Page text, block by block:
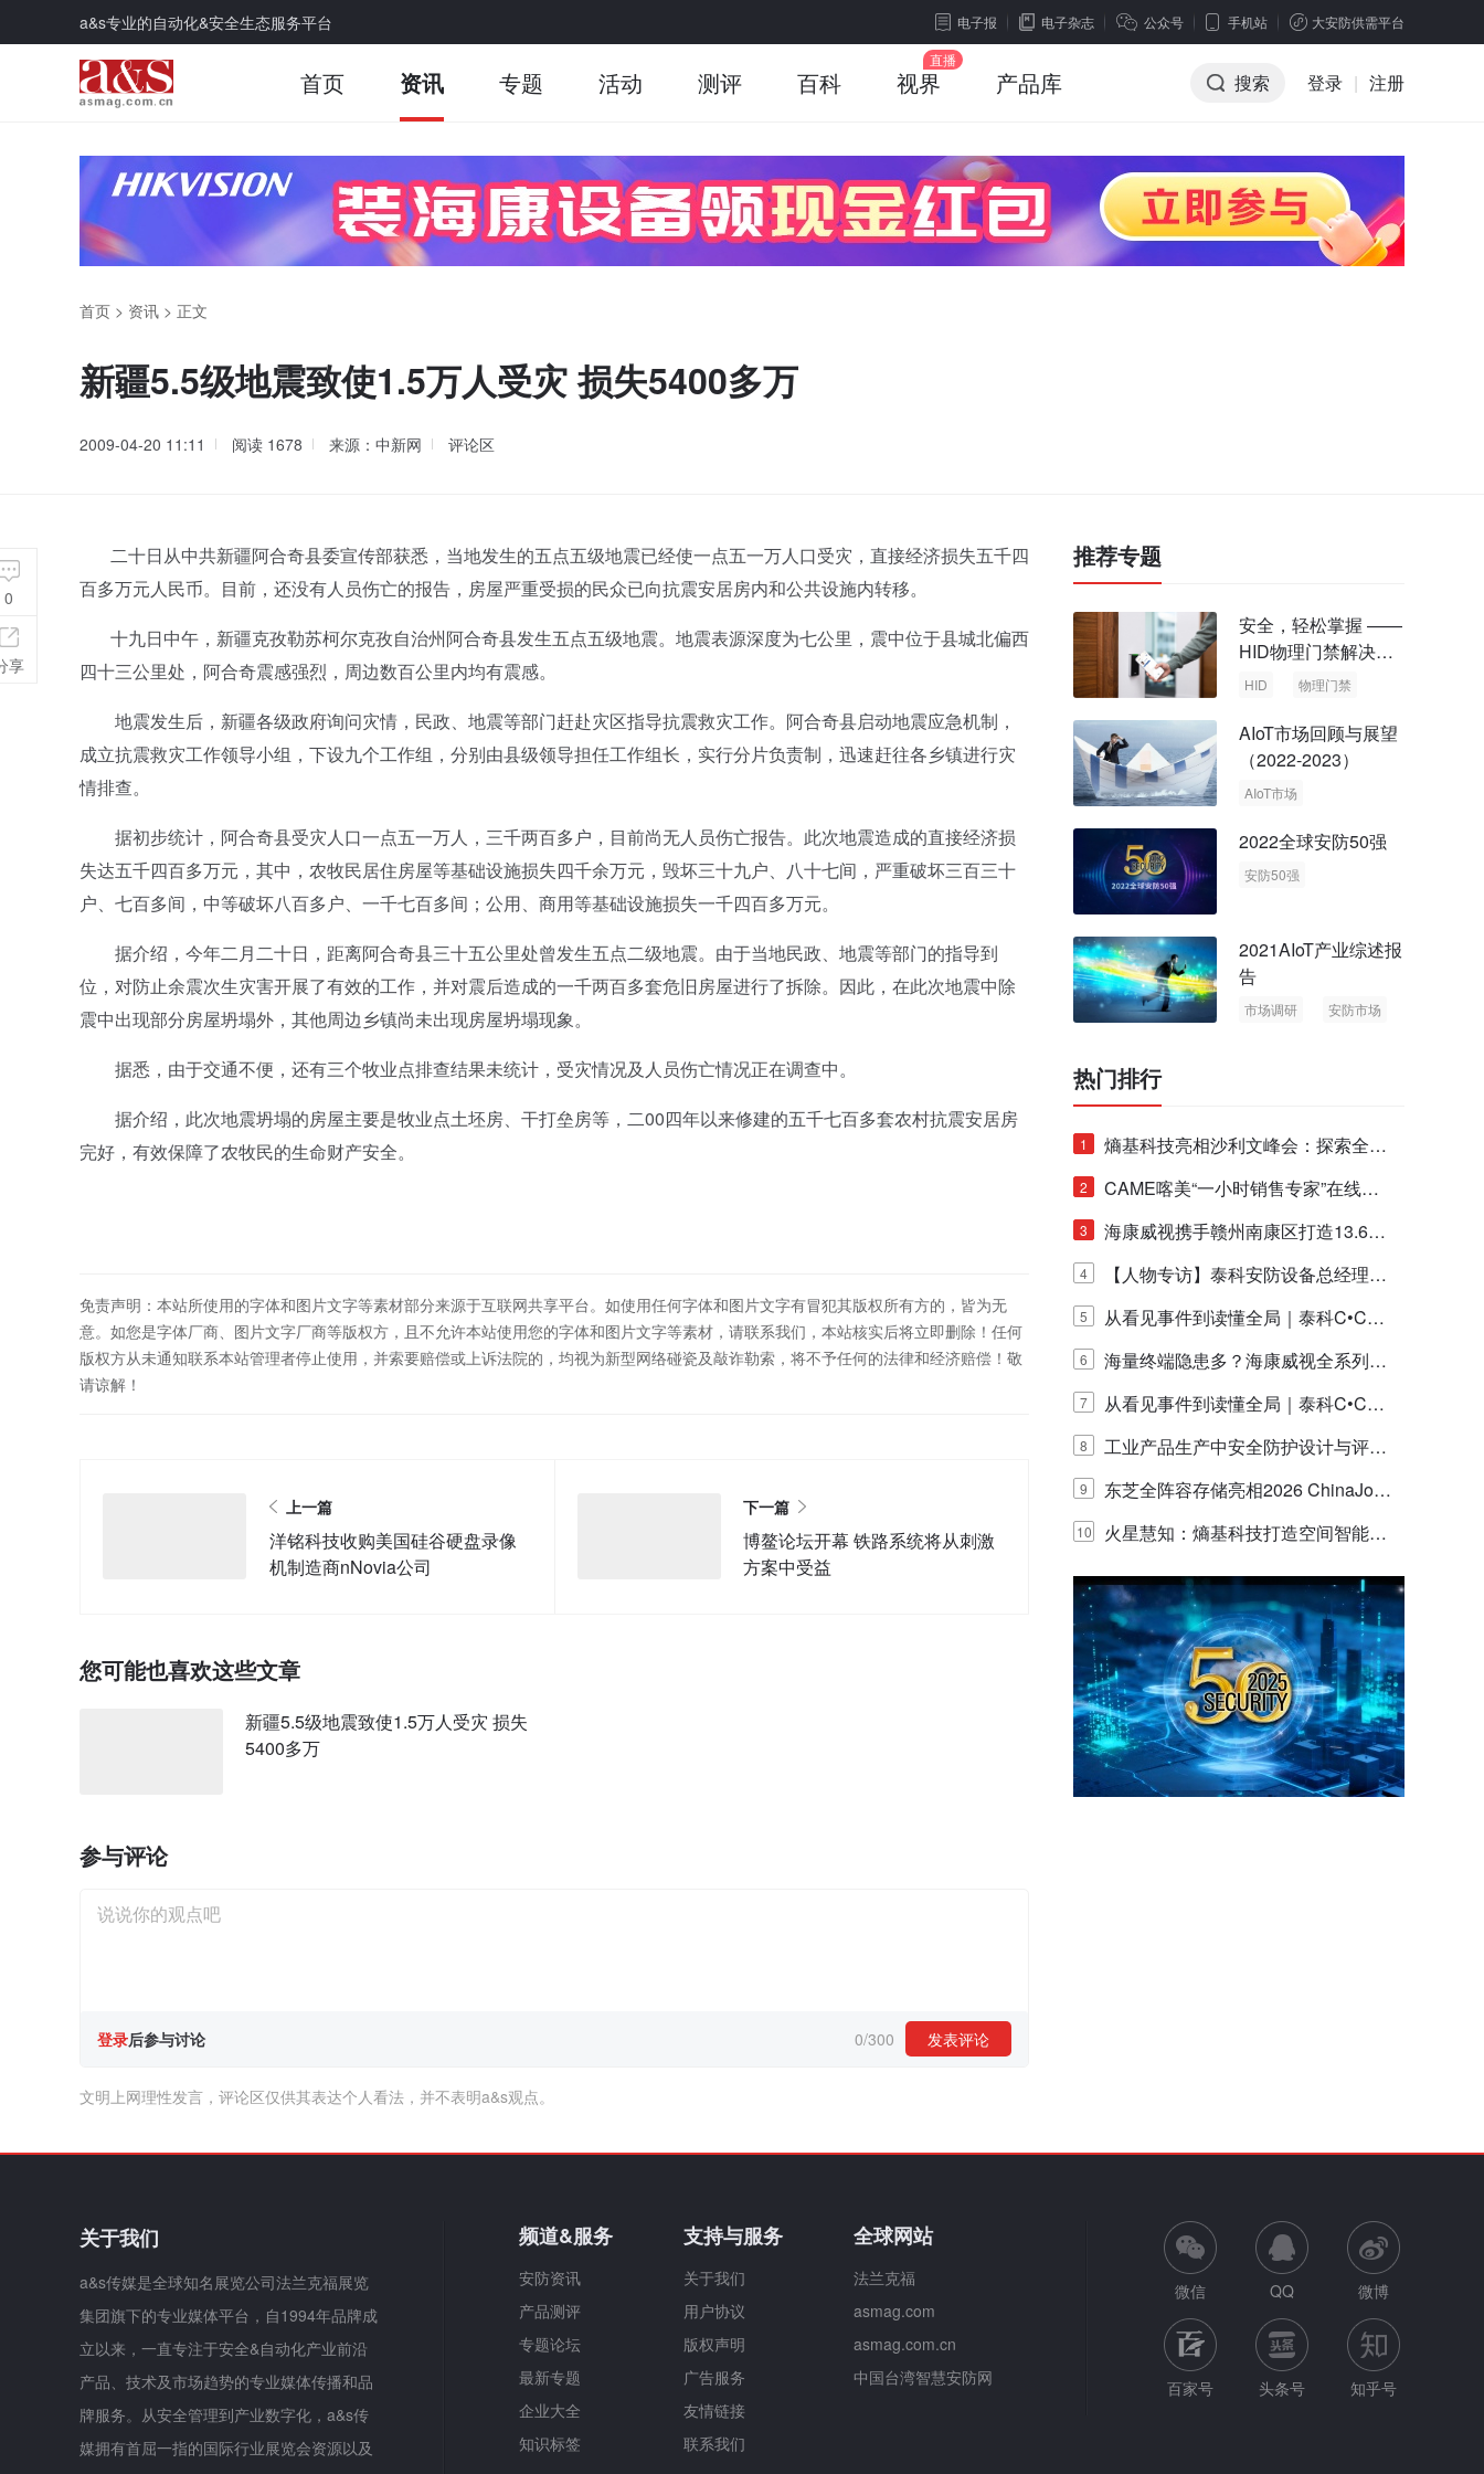
a&s专业的自动化&安全生态服务平台 电子报 电子杂志 公众号 手机站 大安防供需平台
首页 资讯 专题 活动 测评 百科 视界 产品库 搜索 登录 | 注册
首页 > 资讯 > 正文
新疆5.5级地震致使1.5万人受灾 损失5400多万
2009-04-20 11:11 阅读 1678 来源：中新网 评论区
二十日从中共新疆阿合奇县委宣传部获悉，当地发生的五点五级地震已经使一点五一万人口受灾，直接经济损失五千四
百多万元人民币。目前，还没有人员伤亡的报告，房屋严重受损的民众已向抗震安居房内和公共设施内转移。
十九日中午，新疆克孜勒苏柯尔克孜自治州阿合奇县发生五点五级地震。地震表源深度为七公里，震中位于县城北偏西
四十三公里处，阿合奇震感强烈，周边数百公里内均有震感。
地震发生后，新疆各级政府询问灾情，民政、地震等部门赶赴灾区指导抗震救灾工作。阿合奇县启动地震应急机制，
成立抗震救灾工作领导小组，下设九个工作组，分别由县级领导担任工作组长，实行分片负责制，迅速赶往各乡镇进行灾
情排查。
据初步统计，阿合奇县受灾人口一点五一万人，三千两百多户，目前尚无人员伤亡报告。此次地震造成的直接经济损
失达五千四百多万元，其中，农牧民居住房屋等基础设施损失四千余万元，毁坏三十九户、八十七间，严重破坏三百三十
户、七百多间，中等破坏八百多户、一千七百多间；公用、商用等基础设施损失一千四百多万元。
据介绍，今年二月二十日，距离阿合奇县三十五公里处曾发生五点二级地震。由于当地民政、地震等部门的指导到
位，对防止余震次生灾害开展了有效的工作，并对震后造成的一千两百多套危旧房屋进行了拆除。因此，在此次地震中除
震中出现部分房屋坍塌外，其他周边乡镇尚未出现房屋坍塌现象。
据悉，由于交通不便，还有三个牧业点排查结果未统计，受灾情况及人员伤亡情况正在调查中。
据介绍，此次地震坍塌的房屋主要是牧业点土坯房、干打垒房等，二00四年以来修建的五千七百多套农村抗震安居房
完好，有效保障了农牧民的生命财产安全。
免责声明：本站所使用的字体和图片文字等素材部分来源于互联网共享平台。如使用任何字体和图片文字有冒犯其版权所有方的，皆为无
意。如您是字体厂商、图片文字厂商等版权方，且不允许本站使用您的字体和图片文字等素材，请联系我们，本站核实后将立即删除！任何
版权方从未通知联系本站管理者停止使用，并索要赔偿或上诉法院的，均视为新型网络碰瓷及敲诈勒索，将不予任何的法律和经济赔偿！敬
请谅解！
上一篇
洋铭科技收购美国硅谷硬盘录像
机制造商nNovia公司
下一篇
博鳌论坛开幕 铁路系统将从刺激
方案中受益
您可能也喜欢这些文章
新疆5.5级地震致使1.5万人受灾 损失
5400多万
参与评论
登录后参与讨论 0/300 发表评论
文明上网理性发言，评论区仅供其表达个人看法，并不表明a&s观点。
0
享
推荐专题
安全，轻松掌握 ——
HID物理门禁解决方
案，启动智慧安全新
HID 物理门禁
AIoT市场回顾与展望
（2022-2023）
AIoT市场
2022全球安防50强
安防50强
2021AIoT产业综述报
告
市场调研
安防市场
热门排行
1
熵基科技亮相沙利文峰会：探索全栈
脑机技术商业化生态新路径
2
CAME喀美“一小时销售专家”在线赋
能培训正式启动！
3
海康威视携手赣州南康区打造13.6公
里绿波网
4
【人物专访】泰科安防设备总经理张
宁解码安防出海新范式
5
从看见事件到读懂全局｜泰科C•CUR
E IQ 3.20开启安防运营智能新时代
6
海量终端隐患多？海康威视全系列物
联安全产品，四层守护更放心！
7
从看见事件到读懂全局｜泰科C•CUR
E IQ 3.20开启安防运营智能新时代
8
工业产品生产中安全防护设计与评估
的实践与探讨
9
东芝全阵容存储亮相2026 ChinaJo
y，以海量数据底座赋能“与AI同游”新
体验
10
火星慧知：熵基科技打造空间智能时
代的认知中枢
关于我们
a&s传媒是全球知名展览公司法兰克福展览
集团旗下的专业媒体平台，自1994年品牌成
立以来，一直专注于安全&自动化产业前沿
产品、技术及市场趋势的专业媒体传播和品
牌服务。从安全管理到产业数字化，a&s传
媒拥有首屈一指的国际行业展览会资源以及
频道&服务
安防资讯
产品测评
专题论坛
最新专题
企业大全
知识标签
支持与服务
关于我们
用户协议
版权声明
广告服务
友情链接
联系我们
全球网站
法兰克福
asmag.com
asmag.com.cn
中国台湾智慧安防网
微信 QQ 微博
百家号 头条号 知乎号